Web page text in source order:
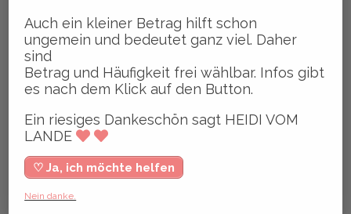
Auch ein kleiner Betrag hilft schon
ungemein und bedeutet ganz viel. Daher
sind
Betrag und Häufigkeit frei wählbar. Infos gibt
es nach dem Klick auf den Button.
Ein riesiges Dankeschön sagt HEIDI VOM
LANDE
♡ Ja, ich möchte helfen
Nein danke.